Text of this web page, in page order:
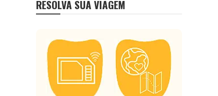
RESOLVA SUA VIAGEM